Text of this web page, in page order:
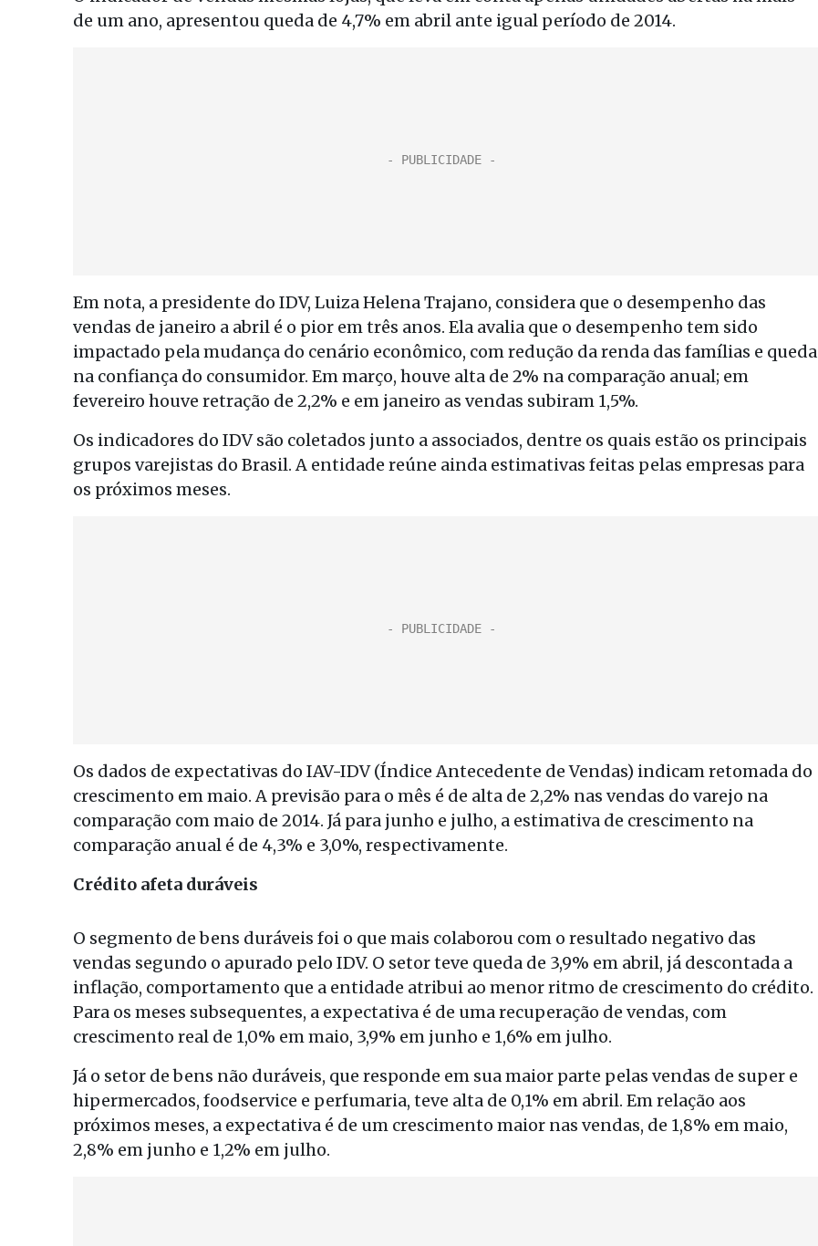
de um ano, apresentou queda de 4,7% em abril ante igual período de 2014.
Em nota, a presidente do IDV, Luiza Helena Trajano, considera que o desempenho das
vendas de janeiro a abril é o pior em três anos. Ela avalia que o desempenho tem sido
impactado pela mudança do cenário econômico, com redução da renda das famílias e queda
na confiança do consumidor. Em março, houve alta de 2% na comparação anual; em
fevereiro houve retração de 2,2% e em janeiro as vendas subiram 1,5%.
Os indicadores do IDV são coletados junto a associados, dentre os quais estão os principais
grupos varejistas do Brasil. A entidade reúne ainda estimativas feitas pelas empresas para
os próximos meses.
Os dados de expectativas do IAV-IDV (Índice Antecedente de Vendas) indicam retomada do
crescimento em maio. A previsão para o mês é de alta de 2,2% nas vendas do varejo na
comparação com maio de 2014. Já para junho e julho, a estimativa de crescimento na
comparação anual é de 4,3% e 3,0%, respectivamente.
Crédito afeta duráveis
O segmento de bens duráveis foi o que mais colaborou com o resultado negativo das
vendas segundo o apurado pelo IDV. O setor teve queda de 3,9% em abril, já descontada a
inflação, comportamento que a entidade atribui ao menor ritmo de crescimento do crédito.
Para os meses subsequentes, a expectativa é de uma recuperação de vendas, com
crescimento real de 1,0% em maio, 3,9% em junho e 1,6% em julho.
Já o setor de bens não duráveis, que responde em sua maior parte pelas vendas de super e
hipermercados, foodservice e perfumaria, teve alta de 0,1% em abril. Em relação aos
próximos meses, a expectativa é de um crescimento maior nas vendas, de 1,8% em maio,
2,8% em junho e 1,2% em julho.